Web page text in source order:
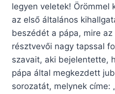
legyen veletek! Örömmel
az első általános
beszédét a pápa, mire
résztvevői nagy tapssal
szavait, aki bejelentette,
pápa által megkezdett
sorozatát, melynek címe: